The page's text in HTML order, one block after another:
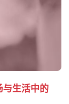
与生活中的